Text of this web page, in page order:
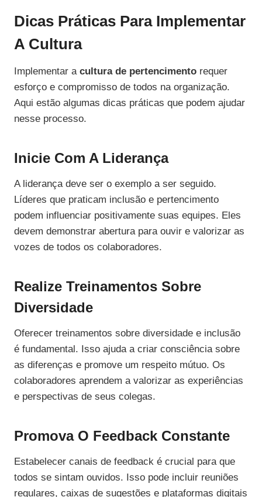
Dicas Práticas Para Implementar
A Cultura
Implementar a cultura de pertencimento requer
esforço e compromisso de todos na organização.
Aqui estão algumas dicas práticas que podem ajudar
nesse processo.
Inicie Com A Liderança
A liderança deve ser o exemplo a ser seguido.
Líderes que praticam inclusão e pertencimento
podem influenciar positivamente suas equipes. Eles
devem demonstrar abertura para ouvir e valorizar as
vozes de todos os colaboradores.
Realize Treinamentos Sobre
Diversidade
Oferecer treinamentos sobre diversidade e inclusão
é fundamental. Isso ajuda a criar consciência sobre
as diferenças e promove um respeito mútuo. Os
colaboradores aprendem a valorizar as experiências
e perspectivas de seus colegas.
Promova O Feedback Constante
Estabelecer canais de feedback é crucial para que
todos se sintam ouvidos. Isso pode incluir reuniões
regulares, caixas de sugestões e plataformas digitais